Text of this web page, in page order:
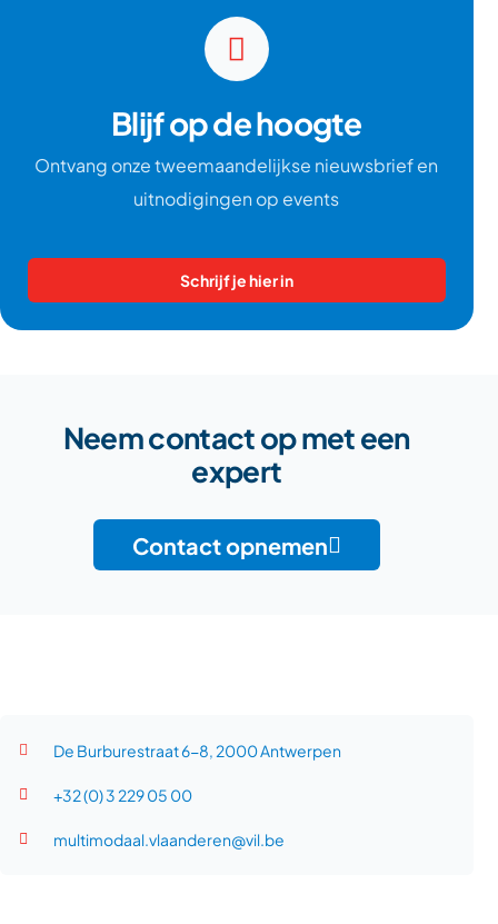
Blijf op de hoogte
Ontvang onze tweemaandelijkse nieuwsbrief en
uitnodigingen op events
Schrijf je hier in
Neem contact op met een
expert
Contact opnemen
De Burburestraat 6-8, 2000 Antwerpen
+32 (0) 3 229 05 00
multimodaal.vlaanderen@vil.be